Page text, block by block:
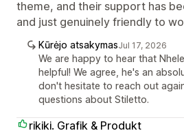
theme, and their support has
and just genuinely friendly to
Kūrėjo atsakymasJul 17, 2026
We are happy to hear that
helpful! We agree, he's an
don't hesitate to reach out
questions about Stiletto.
rikiki. Grafik & Produkt